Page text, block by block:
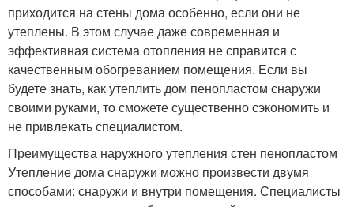
приходится на стены дома особенно, если они не
утеплены. В этом случае даже современная и
эффективная система отопления не справится с
качественным обогреванием помещения. Если вы
будете знать, как утеплить дом пенопластом снаружи
своими руками, то сможете существенно сэкономить и
не привлекать специалистом.
Преимущества наружного утепления стен пенопластом
Утепление дома снаружи можно произвести двумя
способами: снаружи и внутри помещения. Специалисты